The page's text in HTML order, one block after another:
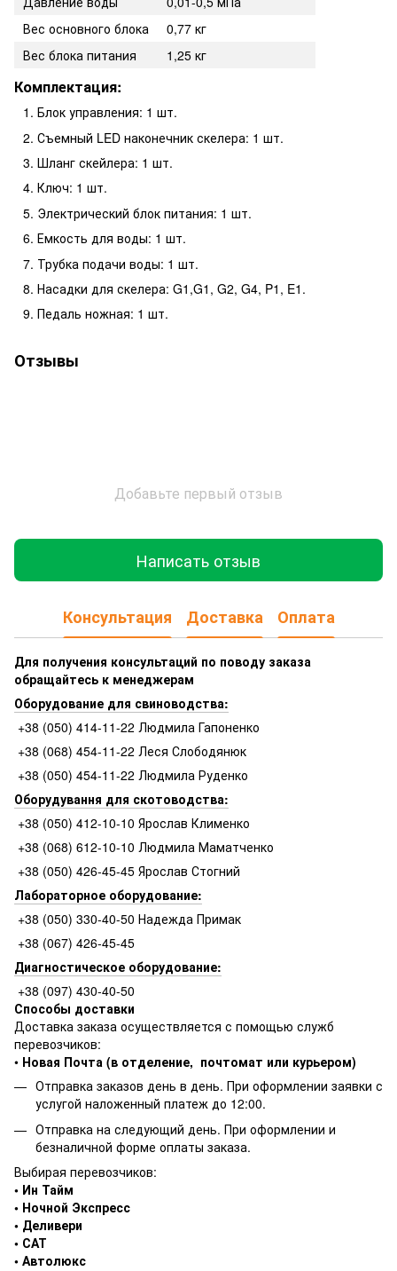
Вес основного блока
0,77 кг
Вес блока питания
1,25 кг
Комплектация:
Блок управления: 1 шт.
Съемный LED наконечник скелера: 1 шт.
Шланг скейлера: 1 шт.
Ключ: 1 шт.
Электрический блок питания: 1 шт.
Емкость для воды: 1 шт.
Трубка подачи воды: 1 шт.
Насадки для скелера: G1,G1, G2, G4, P1, E1.
Педаль ножная: 1 шт.
Отзывы
Добавьте первый отзыв
Написать отзыв
Консультация Доставка Оплата
Для получения консультаций по поводу заказа
обращайтесь к менеджерам
Оборудование для свиноводства:
+38 (050) 414-11-22 Людмила Гапоненко
+38 (068) 454-11-22 Леся Слободянюк
+38 (050) 454-11-22 Людмила Руденко
Оборудування для скотоводства:
+38 (050) 412-10-10 Ярослав Клименко
+38 (068) 612-10-10 Людмила Маматченко
+38 (050) 426-45-45 Ярослав Стогний
Лабораторное оборудование:
+38 (050) 330-40-50 Надежда Примак
+38 (067) 426-45-45
Диагностическое оборудование:
+38 (097) 430-40-50
Способы доставки
Доставка заказа осуществляется с помощью служб
перевозчиков:
• Новая Почта (в отделение, почтомат или курьером)
Отправка заказов день в день. При оформлении заявки с
услугой наложенный платеж до 12:00.
Отправка на следующий день. При оформлении и
безналичной форме оплаты заказа.
Выбирая перевозчиков:
• Ин Тайм
• Ночной Экспресс
• Деливери
• САТ
• Автолюкс